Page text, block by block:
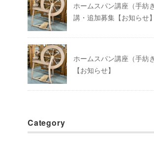
ホームスパン講座（手紡
講・追加募集【お知らせ】
ホームスパン講座（手紡
【お知らせ】
Category